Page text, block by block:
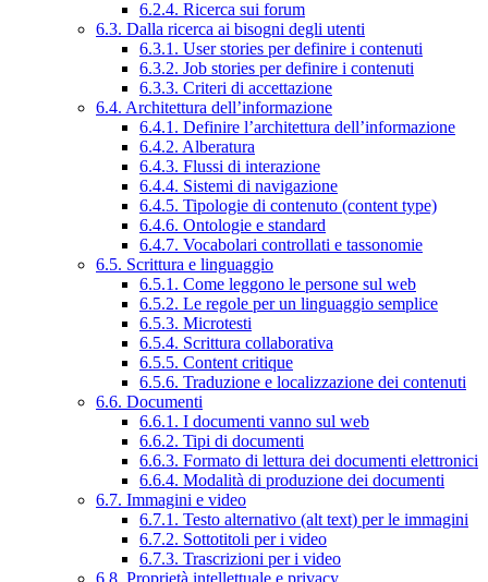
6.2.4. Ricerca sui forum
6.3. Dalla ricerca ai bisogni degli utenti
6.3.1. User stories per definire i contenuti
6.3.2. Job stories per definire i contenuti
6.3.3. Criteri di accettazione
6.4. Architettura dell’informazione
6.4.1. Definire l’architettura dell’informazione
6.4.2. Alberatura
6.4.3. Flussi di interazione
6.4.4. Sistemi di navigazione
6.4.5. Tipologie di contenuto (content type)
6.4.6. Ontologie e standard
6.4.7. Vocabolari controllati e tassonomie
6.5. Scrittura e linguaggio
6.5.1. Come leggono le persone sul web
6.5.2. Le regole per un linguaggio semplice
6.5.3. Microtesti
6.5.4. Scrittura collaborativa
6.5.5. Content critique
6.5.6. Traduzione e localizzazione dei contenuti
6.6. Documenti
6.6.1. I documenti vanno sul web
6.6.2. Tipi di documenti
6.6.3. Formato di lettura dei documenti elettronici
6.6.4. Modalità di produzione dei documenti
6.7. Immagini e video
6.7.1. Testo alternativo (alt text) per le immagini
6.7.2. Sottotitoli per i video
6.7.3. Trascrizioni per i video
6.8. Proprietà intellettuale e privacy